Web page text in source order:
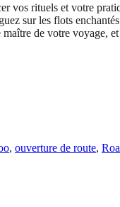
vos rituels et votre
sur les flots
de votre voyage,
, ouverture de route,